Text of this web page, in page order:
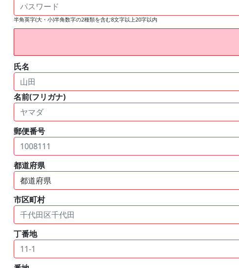
半角英字(大・小)半角数字の2種類を含む8文字以上20字以内
氏名
名前(フリガナ)
郵便番号
都道府県
市区町村
丁番地